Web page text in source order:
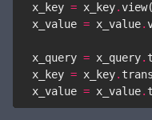
x_key = x_key.view(
x_value = x_value.
x_query = x_query.
x_key = x_key.
x_value = x_value.